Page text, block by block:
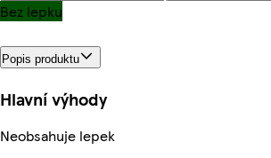
Bez lepku
Popis produktu
Hlavní výhody
Neobsahuje lepek